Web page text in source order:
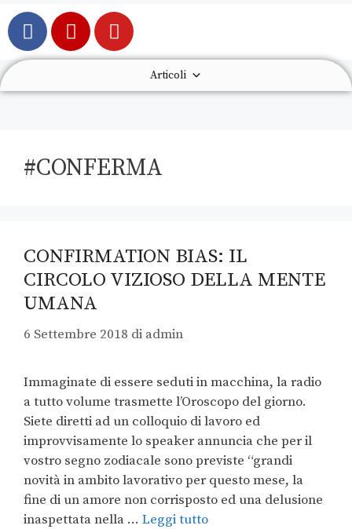
Articoli
#CONFERMA
CONFIRMATION BIAS: IL
CIRCOLO VIZIOSO DELLA MENTE
UMANA
6 Settembre 2018 di admin
Immaginate di essere seduti in macchina, la radio
a tutto volume trasmette l’Oroscopo del giorno.
Siete diretti ad un colloquio di lavoro ed
improvvisamente lo speaker annuncia che per il
vostro segno zodiacale sono previste “grandi
novità in ambito lavorativo per questo mese, la
fine di un amore non corrisposto ed una delusione
inaspettata nella … Leggi tutto